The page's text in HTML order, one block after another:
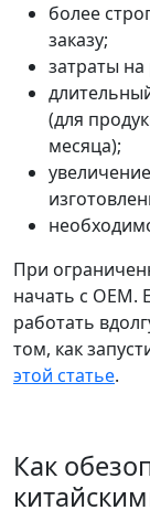
более
заказу;
затраты на
(для
месяца);
При
начать с OEM.
работать
том, как
этой статье.
Как